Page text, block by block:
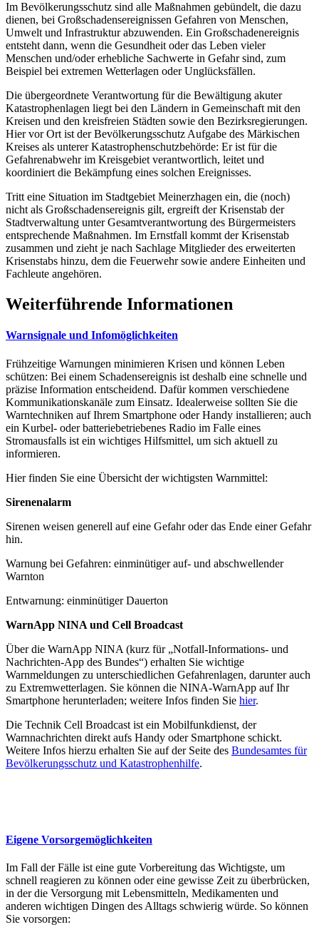
Im Bevölkerungsschutz sind alle Maßnahmen gebündelt, die dazu
dienen, bei Großschadensereignissen Gefahren von Menschen,
Umwelt und Infrastruktur abzuwenden. Ein Großschadenereignis
entsteht dann, wenn die Gesundheit oder das Leben vieler
Menschen und/oder erhebliche Sachwerte in Gefahr sind, zum
Beispiel bei extremen Wetterlagen oder Unglücksfällen.
Die übergeordnete Verantwortung für die Bewältigung akuter
Katastrophenlagen liegt bei den Ländern in Gemeinschaft mit den
Kreisen und den kreisfreien Städten sowie den Bezirksregierungen.
Hier vor Ort ist der Bevölkerungsschutz Aufgabe des Märkischen
Kreises als unterer Katastrophenschutzbehörde: Er ist für die
Gefahrenabwehr im Kreisgebiet verantwortlich, leitet und
koordiniert die Bekämpfung eines solchen Ereignisses.
Tritt eine Situation im Stadtgebiet Meinerzhagen ein, die (noch)
nicht als Großschadensereignis gilt, ergreift der Krisenstab der
Stadtverwaltung unter Gesamtverantwortung des Bürgermeisters
entsprechende Maßnahmen. Im Ernstfall kommt der Krisenstab
zusammen und zieht je nach Sachlage Mitglieder des erweiterten
Krisenstabs hinzu, dem die Feuerwehr sowie andere Einheiten und
Fachleute angehören.
Weiterführende Informationen
Warnsignale und Infomöglichkeiten
Frühzeitige Warnungen minimieren Krisen und können Leben
schützen: Bei einem Schadensereignis ist deshalb eine schnelle und
präzise Information entscheidend. Dafür kommen verschiedene
Kommunikationskanäle zum Einsatz. Idealerweise sollten Sie die
Warntechniken auf Ihrem Smartphone oder Handy installieren; auch
ein Kurbel- oder batteriebetriebenes Radio im Falle eines
Stromausfalls ist ein wichtiges Hilfsmittel, um sich aktuell zu
informieren.
Hier finden Sie eine Übersicht der wichtigsten Warnmittel:
Sirenenalarm
Sirenen weisen generell auf eine Gefahr oder das Ende einer Gefahr
hin.
Warnung bei Gefahren: einminütiger auf- und abschwellender
Warnton
Entwarnung: einminütiger Dauerton
WarnApp NINA und Cell Broadcast
Über die WarnApp NINA (kurz für „Notfall-Informations- und
Nachrichten-App des Bundes“) erhalten Sie wichtige
Warnmeldungen zu unterschiedlichen Gefahrenlagen, darunter auch
zu Extremwetterlagen. Sie können die NINA-WarnApp auf Ihr
Smartphone herunterladen; weitere Infos finden Sie hier.
Die Technik Cell Broadcast ist ein Mobilfunkdienst, der
Warnnachrichten direkt aufs Handy oder Smartphone schickt.
Weitere Infos hierzu erhalten Sie auf der Seite des Bundesamtes für
Bevölkerungsschutz und Katastrophenhilfe.
Eigene Vorsorgemöglichkeiten
Im Fall der Fälle ist eine gute Vorbereitung das Wichtigste, um
schnell reagieren zu können oder eine gewisse Zeit zu überbrücken,
in der die Versorgung mit Lebensmitteln, Medikamenten und
anderen wichtigen Dingen des Alltags schwierig würde. So können
Sie vorsorgen: